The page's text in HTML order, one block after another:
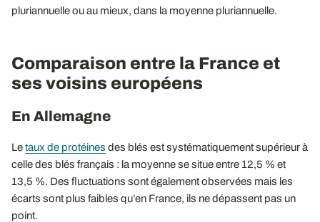
pluriannuelle ou au mieux, dans la moyenne pluriannuelle.
Comparaison entre la France et
ses voisins européens
En Allemagne
Letaux de protéines des blés est systématiquement supérieur à
celle des blés français : la moyenne se situe entre 12,5 % et
13,5 %. Des fluctuations sont également observées mais les
écarts sont plus faibles qu’en France, ils ne dépassent pas un
point.